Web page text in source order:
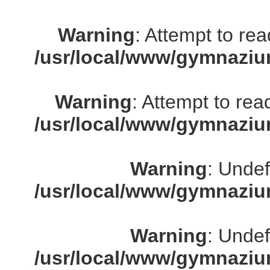
Warning: Attempt to
/usr/local/www/
Warning: Attempt to
/usr/local/www/
Warning:
/usr/local/www/
Warning:
/usr/local/www/